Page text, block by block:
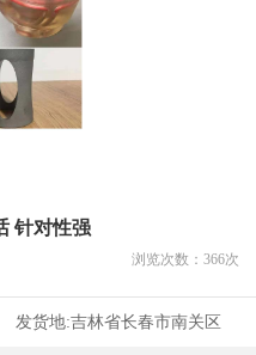
针对性强
浏览次数： 366次
发货地:吉林省长春市南关区